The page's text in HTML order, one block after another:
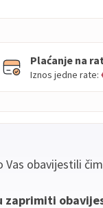
Plaćanje na
Iznos jedne rate:
PBZ Visa
obavijestili
zaprimiti